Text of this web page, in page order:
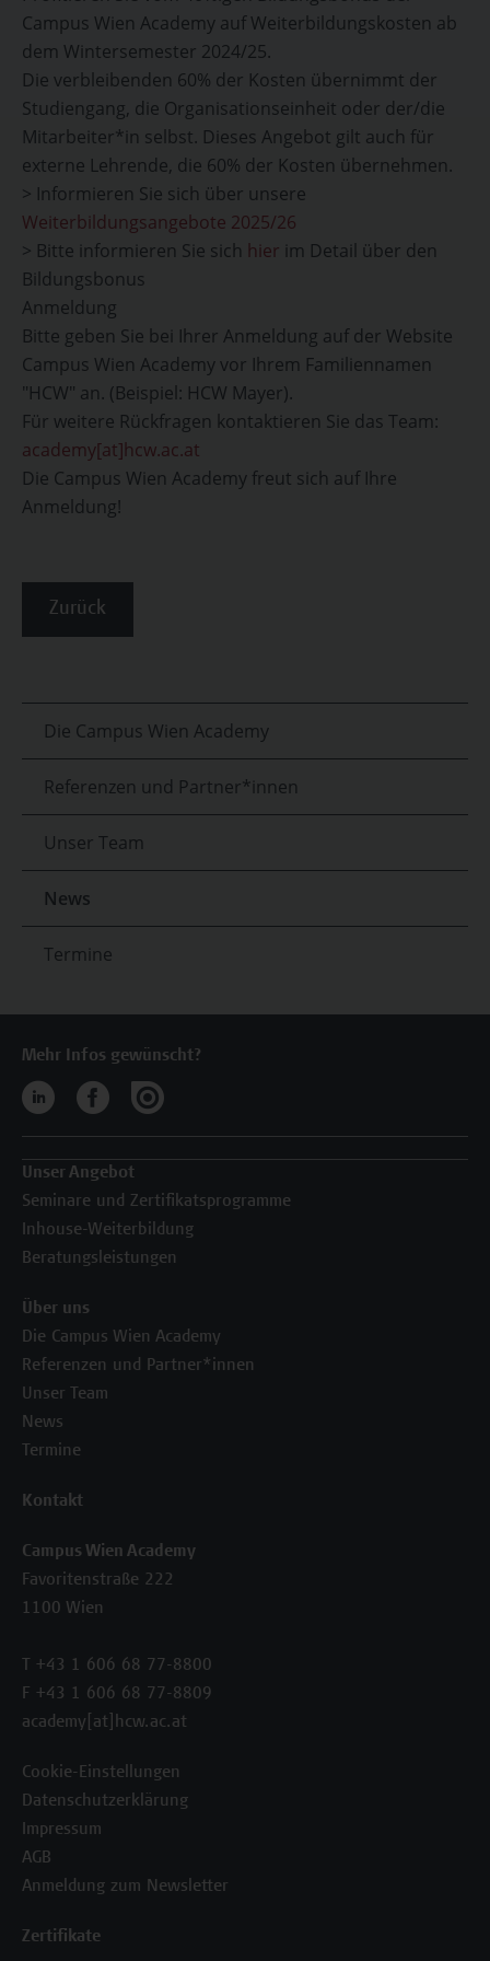
Campus Wien Academy auf Weiterbildungskosten ab
dem Wintersemester 2024/25.
Die verbleibenden 60% der Kosten übernimmt der
Studiengang, die Organisationseinheit oder der/die
Mitarbeiter*in selbst. Dieses Angebot gilt auch für
externe Lehrende, die 60% der Kosten übernehmen.
> Informieren Sie sich über unsere
Weiterbildungsangebote 2025/26
> Bitte informieren Sie sich hier im Detail über den
Bildungsbonus
Anmeldung
Bitte geben Sie bei Ihrer Anmeldung auf der Website
Campus Wien Academy vor Ihrem Familiennamen
"HCW" an. (Beispiel: HCW Mayer).
Für weitere Rückfragen kontaktieren Sie das Team:
academy[at]hcw.ac.at
Die Campus Wien Academy freut sich auf Ihre
Anmeldung!
Zurück
Die Campus Wien Academy
Referenzen und Partner*innen
Unser Team
News
Termine
Mehr Infos gewünscht?
Unser Angebot
Seminare und Zertifikatsprogramme
Inhouse-Weiterbildung
Beratungsleistungen
Über uns
Die Campus Wien Academy
Referenzen und Partner*innen
Unser Team
News
Termine
Kontakt
Campus Wien Academy
Favoritenstraße 222
1100 Wien
T +43 1 606 68 77-8800
F +43 1 606 68 77-8809
academy[at]hcw.ac.at
Cookie-Einstellungen
Datenschutzerklärung
Impressum
AGB
Anmeldung zum Newsletter
Zertifikate